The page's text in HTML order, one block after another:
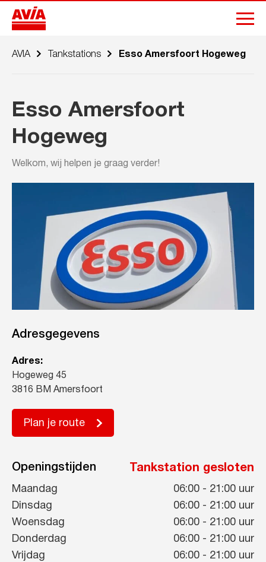
AVIA Tankstations Esso Amersfoort Hogeweg
Esso Amersfoort
Hogeweg
Welkom, wij helpen je graag verder!
Adresgegevens
Adres:
Hogeweg 45
3816 BM Amersfoort
Plan je route
Openingstijden Tankstation gesloten
Maandag 06:00 - 21:00 uur
Dinsdag
06:00 - 21:00 uur
Woensdag
06:00 - 21:00 uur
Donderdag
06:00 - 21:00 uur
Vrijdag
06:00 - 21:00 uur